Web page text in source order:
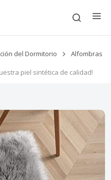
del Dormitorio Alfombras
piel sintética de calidad!